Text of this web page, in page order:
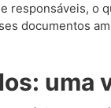
responsáveis, o
documentos
uma